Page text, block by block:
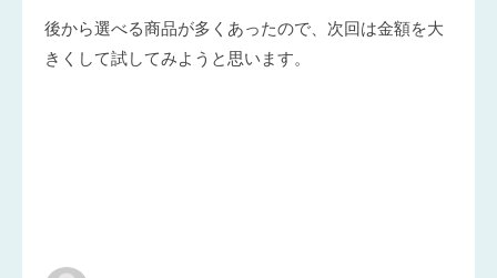
後から選べる商品が多くあったので、次回は金額を大
きくして試してみようと思います。